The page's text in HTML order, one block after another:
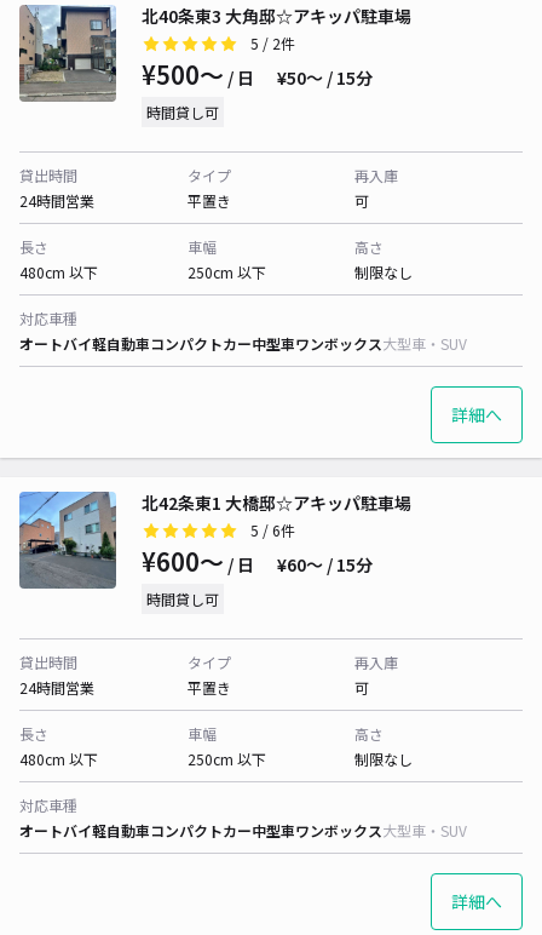
北40条東3 大角邸☆アキッパ駐車場
5 / 2件
¥500〜 / 日 ¥50〜 / 15分
時間貸し可
貸出時間
24時間営業
タイプ
平置き
再入庫
可
長さ
480cm 以下
車幅
250cm 以下
高さ
制限なし
対応車種
オートバイ軽自動車コンパクトカー中型車ワンボックス大型車・SUV
詳細へ
北42条東1 大橋邸☆アキッパ駐車場
5 / 6件
¥600〜 / 日 ¥60〜 / 15分
時間貸し可
貸出時間
24時間営業
タイプ
平置き
再入庫
可
長さ
480cm 以下
車幅
250cm 以下
高さ
制限なし
対応車種
オートバイ軽自動車コンパクトカー中型車ワンボックス大型車・SUV
詳細へ